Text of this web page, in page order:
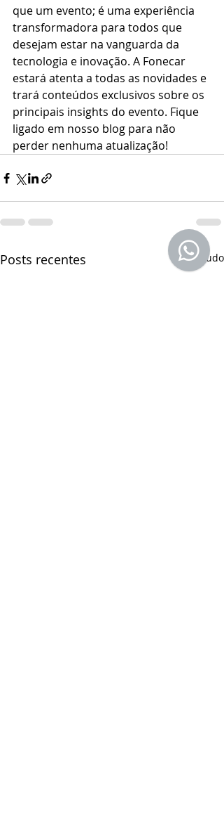
que um evento; é uma experiência
transformadora para todos que
desejam estar na vanguarda da
tecnologia e inovação. A Fonecar
estará atenta a todas as novidades e
trará conteúdos exclusivos sobre os
principais insights do evento. Fique
ligado em nosso blog para não
perder nenhuma atualização!
Posts recentes Ver tudo